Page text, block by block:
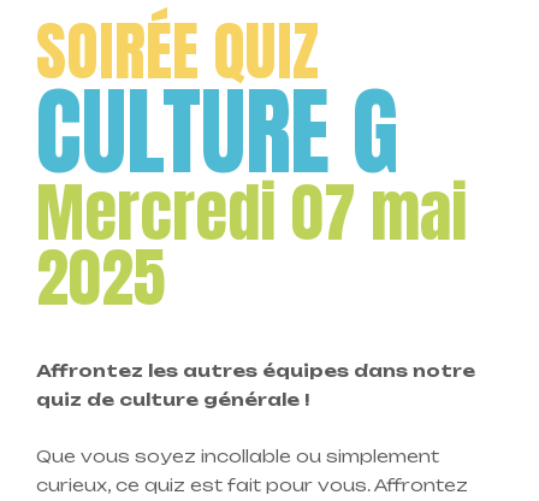
SOIRÉE QUIZ
CULTURE G
Mercredi 07 mai
2025
Affrontez les autres équipes dans notre
quiz de culture générale !
Que vous soyez incollable ou simplement
curieux, ce quiz est fait pour vous. Affrontez